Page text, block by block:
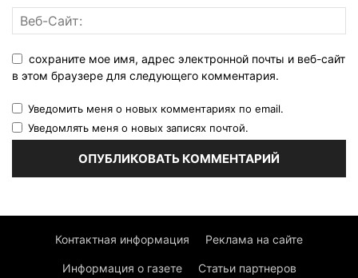
сохраните мое имя, адрес электронной почты и веб-сайт
в этом браузере для следующего комментария.
Уведомить меня о новых комментариях по email.
Уведомлять меня о новых записях почтой.
Контактная информация Реклама на сайте
Информация о газете Статьи партнеров